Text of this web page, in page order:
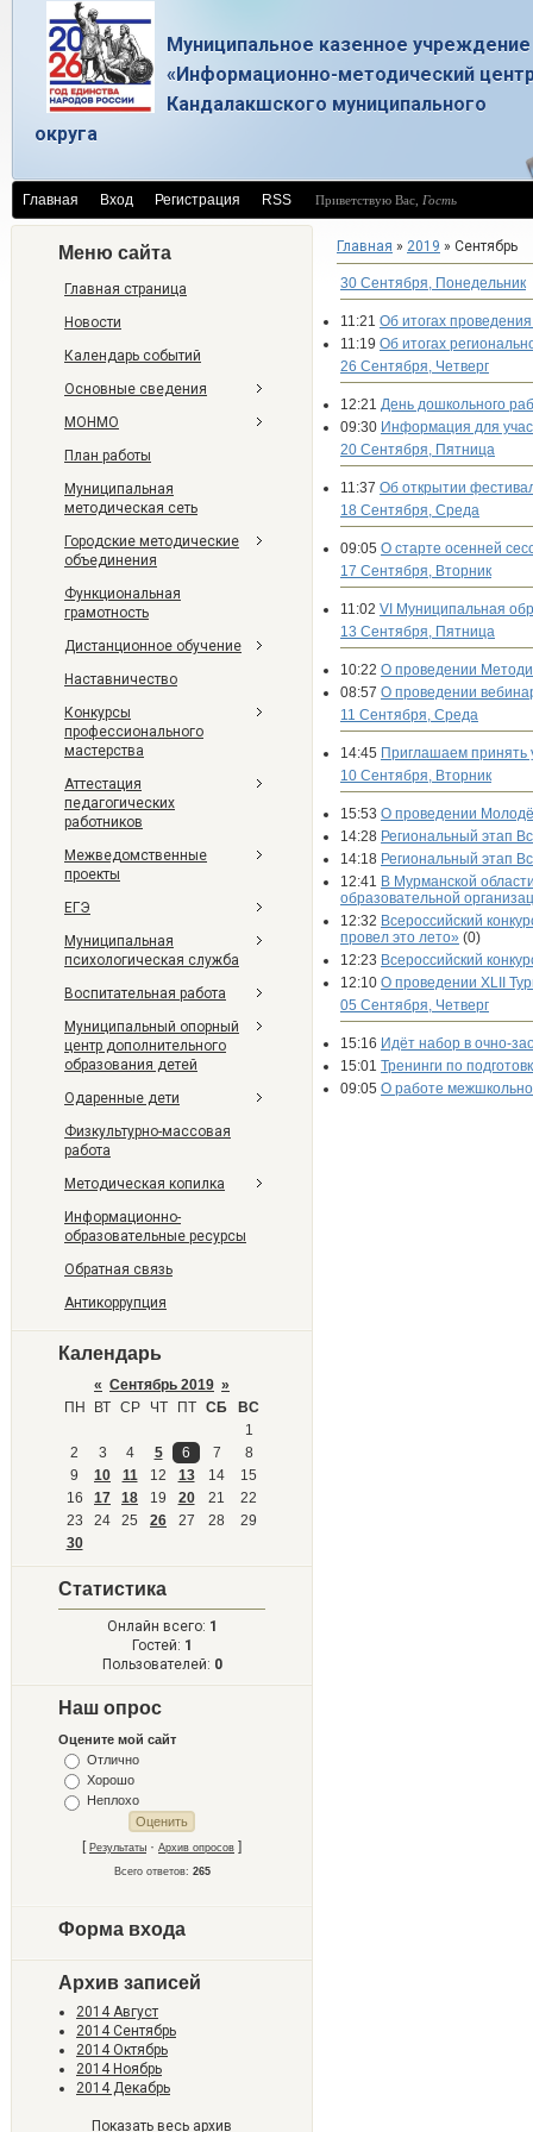
Муниципальное казенное учреждение
«Информационно-методический
Кандалакшского муниципального
округа
Главная Вход Регистрация RSS Приветствую Вас Гость
Меню сайта
Главная страница
Новости
Календарь событий
Основные сведения
МОНМО
План работы
Муниципальная
методическая сеть
Городские методические
объединения
Функциональная
грамотность
Дистанционное обучение
Наставничество
Конкурсы
профессионального
мастерства
Аттестация
педагогических
работников
Межведомственные
проекты
ЕГЭ
Муниципальная
психологическая служба
Воспитательная работа
Муниципальный опорный
центр дополнительного
образования детей
Одаренные дети
Физкультурно-массовая
работа
Методическая копилка
Информационно-
образовательные ресурсы
Обратная связь
Антикоррупция
Календарь
« Сентябрь 2019 »
ПН
ВТ СР ЧТ ПТ СБ
ВС
1
2
3 4 5 6 7
8
9
10 11 12 13 14
15
16
17 18 19 20 21
22
23
24 25 26 27 28
29
30
Статистика
Онлайн всего: 1
Гостей: 1
Пользователей: 0
Наш опрос
Оцените мой сайт
Отлично
Хорошо
Неплохо
[ Результаты · Архив опросов ]
Всего ответов: 265
Форма входа
Архив записей
2014 Август
2014 Сентябрь
2014 Октябрь
2014 Ноябрь
2014 Декабрь
Показать весь архив
Главная » 2019 » Сентябрь
30 Сентября, Понедельник
11:21 Об итогах
11:19 Об итогах
26 Сентября, Четверг
12:21 День дошкольного
09:30 Информация для
20 Сентября, Пятница
11:37 Об открытии
18 Сентября, Среда
09:05 О старте осенней
17 Сентября, Вторник
11:02 VI Муниципальная
13 Сентября, Пятница
10:22 О проведении
08:57 О проведении
11 Сентября, Среда
14:45 Приглашаем принять
10 Сентября, Вторник
15:53 О проведении
14:28 Региональный этап
14:18 Региональный этап
12:41 В Мурманской
образовательной
12:32 Всероссийский
провел это лето» (0)
12:23 Всероссийский
12:10 О проведении XLII
05 Сентября, Четверг
15:16 Идёт набор в очно-
15:01 Тренинги по
09:05 О работе